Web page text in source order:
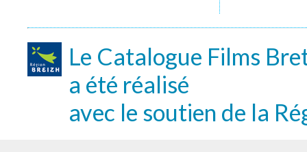
Le Catalogue Films
a été réalisé
avec le soutien de la